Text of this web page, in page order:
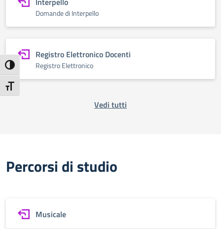
Attiva/disattiva alto contrasto
Attiva/disattiva dimensione testo
Domande di Interpello
Registro Elettronico Docenti
Registro Elettronico
Vedi tutti
Percorsi di studio
Musicale